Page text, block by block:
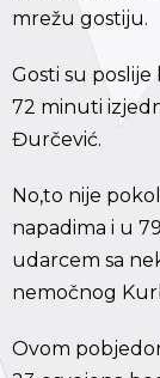
mrežu gostiju.
Gosti su
72 minuti
Đurčević.
No,to nije
napadima i u
udarcem sa
nemočnog
Ovom